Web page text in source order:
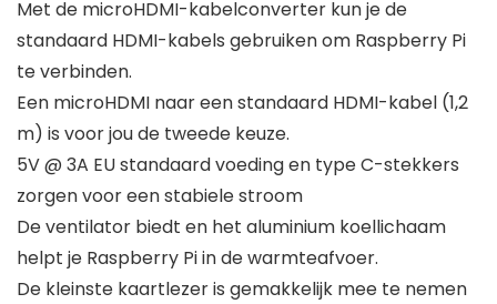
Met de microHDMI-kabelconverter kun je de
standaard HDMI-kabels gebruiken om Raspberry Pi
te verbinden.
Een microHDMI naar een standaard HDMI-kabel (1,2
m) is voor jou de tweede keuze.
5V @ 3A EU standaard voeding en type C-stekkers
zorgen voor een stabiele stroom
De ventilator biedt en het aluminium koellichaam
helpt je Raspberry Pi in de warmteafvoer.
De kleinste kaartlezer is gemakkelijk mee te nemen